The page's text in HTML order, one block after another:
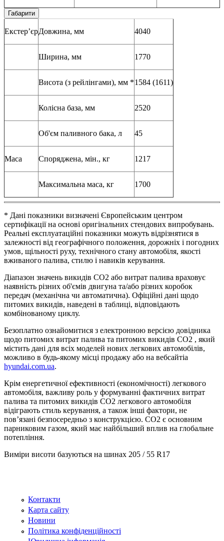
Габарити
Екстер’єрДовжина, мм 4040
Ширина, мм 1770
Висота (з рейлінгами), мм *1584 (1611)
Колісна база, мм 2520
Об'єм паливного бака, л 45
Маса Споряджена, мін., кг 1217
Максимальна маса, кг 1700
* Дані показники визначені Європейським центром
сертифікації на основі оригінальних стендових випробувань.
Реальні експлуатаційні показники можуть відрізнятися в
залежності від географічного положення, дорожніх і погодних
умов, щільності руху, технічного стану автомобіля, якості
вживаного палива, стилю і навиків керування.
Діапазон значень викидів СО2 або витрат палива враховує
наявність різних об'ємів двигуна та/або різних коробок
передач (механічна чи автоматична). Офіційні дані щодо
питомих викидів, наведені в таблиці, відповідають
комбінованому циклу.
Безоплатно ознайомитися з електронною версією довідника
щодо питомих витрат палива та питомих викидів CO2 , який
містить дані для всіх моделей нових легкових автомобілів,
можливо в будь-якому місці продажу або на вебсайтіa
hyundai.com.ua.
Крім енергетичної ефективності (економічності) легкового
автомобіля, важливу роль у формуванні фактичних витрат
палива та питомих викидів CO2 легкового автомобіля
відіграють стиль керування, а також інші фактори, не
пов’язані безпосередньо з конструкцією. CO2 є основним
парниковим газом, який має найбільший вплив на глобальне
потепління.
Виміри висоти базуються на шинах 205 / 55 R17
Контакти
Карта сайту
Новини
Політика конфіденційності